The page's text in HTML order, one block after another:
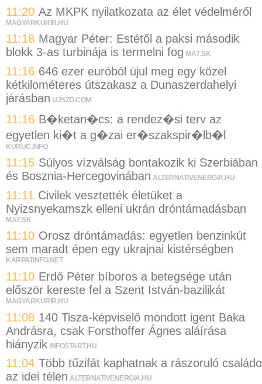
11:20 Az MKPK nyilatkozata az élet védelméről
MAGYARKURIR.HU
11:18 Magyar Péter: Estétől a paksi második
blokk 3-as turbinája is termelni fog MA7.SK
11:16 646 ezer euróból újul meg egy közel
kétkilométeres útszakasz a Dunaszerdahelyi
járásban UJSZO.COM
11:16 B�ketan�cs: a rendez�si terv az
egyetlen ki�t a g�zai er�szakspir�lb�l
KURUC.INFO
11:15 Súlyos vízválság bontakozik ki Szerbiában
és Bosznia-Hercegovinában ALTERNATIVENERGIA.HU
11:11 Civilek vesztették életüket a
Nyizsnyekamszk elleni ukrán dróntámadásban
MA7.SK
11:10 Orosz dróntámadás: egyetlen benzinkút
sem maradt épen egy ukrajnai kistérségben
KARPATINFO.NET
11:10 Erdő Péter bíboros a betegsége után
először kereste fel a Szent István-bazilikát
MAGYARKURIR.HU
11:08 140 Tisza-képviselő mondott igent Baka
Andrásra, csak Forsthoffer Ágnes aláírása
hiányzik INFOSTART.HU
11:04 Több tűzifát kaphatnak a rászoruló
az idei télen ALTERNATIVENERGIA.HU